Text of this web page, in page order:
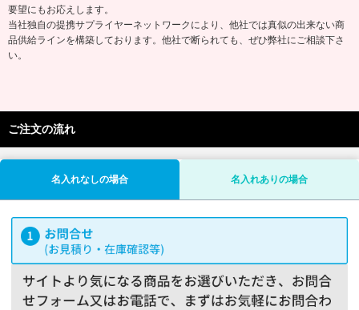
要望にもお応えします。
当社独自の提携サプライヤーネットワークにより、他社では真似の出来ない商
品供給ラインを構築しております。他社で断られても、ぜひ弊社にご相談下さ
い。
ご注文の流れ
名入れなしの場合 名入れありの場合